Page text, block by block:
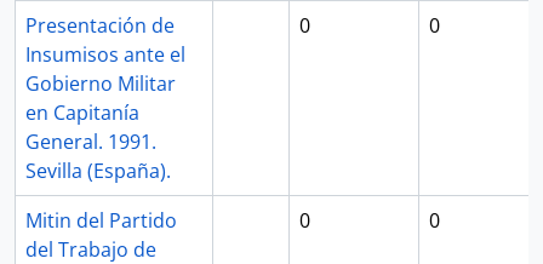
Presentación de
Insumisos ante el
Gobierno Militar
en Capitanía
General. 1991.
Sevilla (España).
0 0
Mitin del Partido
del Trabajo de
0 0